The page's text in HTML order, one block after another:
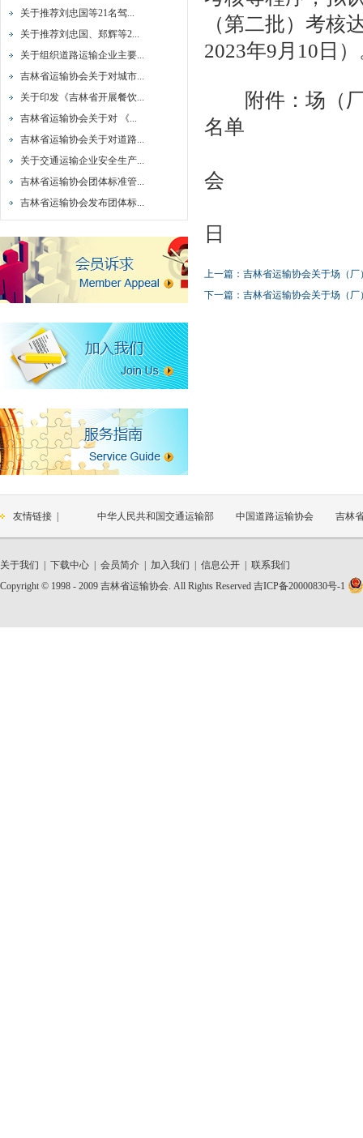
吉林省运输协会关于对道路运输企业 及会员单位2020年1-6月份经营
关于交通运输企业安全生产标准化建设 初次评价、换证评价的通知
吉林省运输协会团体标准管理办法
吉林省运输协会发布团体标准《道路运输车辆智能视频监控报警系统
吉林省运输协会关于场（厂）内专用机动车辆操作人员培训（第三批
吉林省运输协会关于场（厂）内专用机动车辆操作人员培训（第二批
吉林省运输协会关于场（厂）内专用机动车辆操作人员培训（第一批
吉林省运输协会关于对 城市公交企业 道路客运站 城市轨道交通企业经
关于取消取消“吉林省交通旅游集散中心联盟”“吉林省道路旅客运输定
关于推荐刘忠国等21名驾驶员参加2021年度全国道路运输安全行车百
关于推荐刘忠国、郑辉等21名驾驶员 参加2021年度全国道路运输安全
关于组织道路运输企业主要负责人和安全生产管理人员安全培训的通知
吉林省运输协会关于对城市公交站场、道路客运站场、城市轨道交通
关于印发《吉林省开展餐饮经营者勾结客车司机宰客乱象专项整治行
吉林省运输协会关于对道路运输企业 及会员单位2020年1-6月份经营
关于交通运输企业安全生产标准化建设 初次评价、换证评价的通知
吉林省运输协会团体标准管理办法
吉林省运输协会发布团体标准《道路运输车辆智能视频监控报警系统
关于推荐刘忠国等21名驾...
关于推荐刘忠国、郑辉等2...
关于组织道路运输企业主要...
吉林省运输协会关于对城市...
关于印发《吉林省开展餐饮...
吉林省运输协会关于对 《...
吉林省运输协会关于对道路...
关于交通运输企业安全生产...
吉林省运输协会团体标准管...
吉林省运输协会发布团体标...
（第二批）考核
2023年9月10日
附件： 场（
名单
会
日
上一篇： 吉林省运输协会关于场（
下一篇： 吉林省运输协会关于场（
友情链接 | 中华人民共和国交通运输部 中国道路运输协会 吉林
关于我们 下载中心 会员简介 加入我们 信息公开
联系我们
Copyright © 1998 - 2009 吉林省运输协会. All Rights Reserved 吉ICP备20000830号-1